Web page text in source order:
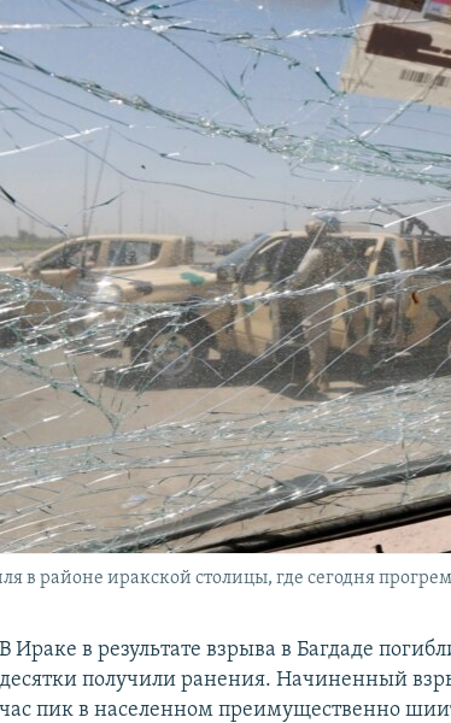
в районе иракской столицы, где сегодня
В Ираке в результате взрыва в Багдаде
десятки получили ранения. Начиненный
час пик в населенном преимущественно